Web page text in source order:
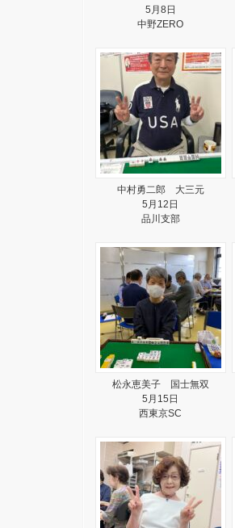
5月8日
中野ZERO
中村勇二郎 大三元
5月12日
品川支部
松永恵美子 国士無双
5月15日
西東京SC